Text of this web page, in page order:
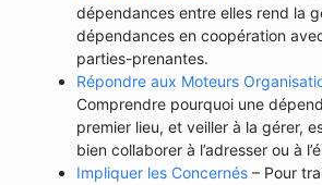
dépendances entre elles rend la
dépendances en coopération
parties-prenantes.
Répondre aux Moteurs
Comprendre pourquoi une
premier lieu, et veiller à la gérer,
bien collaborer à l’adresser ou à
Impliquer les Concernés – Pour